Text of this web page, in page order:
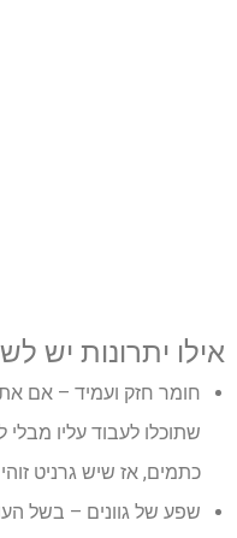
אילו יתרונות יש
חומר חזק ועמיד – אם
שתוכלו לעבוד עליו מבלי
כתמים, אז שיש גרניט
שפע של גוונים – בשל